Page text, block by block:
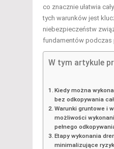
co znacznie ułatwia
tych warunków jest
niebezpieczeństw
fundamentów podczas
W tym artykule
Kiedy można
bez odkopywania
Warunki gruntowe i
możliwości
pełnego
Etapy wykonania
minimalizujące